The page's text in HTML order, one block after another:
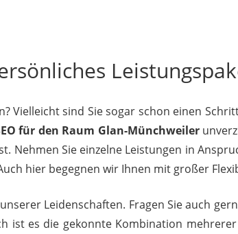
Vielleicht sind Sie sogar schon einen
für den Raum Glan-Münchweiler
Nehmen Sie einzelne Leistungen in
hier begegnen wir Ihnen mit großer
Leidenschaften. Fragen Sie auch
ist es die gekonnte Kombination